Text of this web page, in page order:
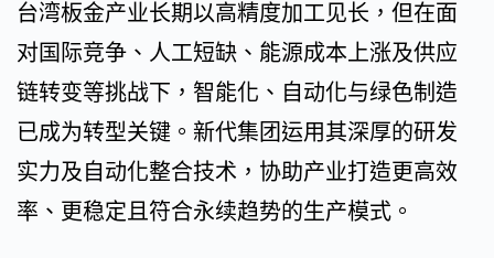
台湾板金产业长期以高精度加工见长，但在面
对国际竞争、人工短缺、能源成本上涨及供应
链转变等挑战下，智能化、自动化与绿色制造
已成为转型关键。新代集团运用其深厚的研发
实力及自动化整合技术，协助产业打造更高效
率、更稳定且符合永续趋势的生产模式。